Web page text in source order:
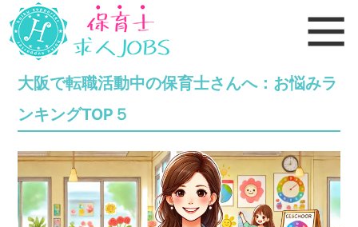
大阪で転職活動中の保育士さんへ：お悩みラ
ンキングTOP５